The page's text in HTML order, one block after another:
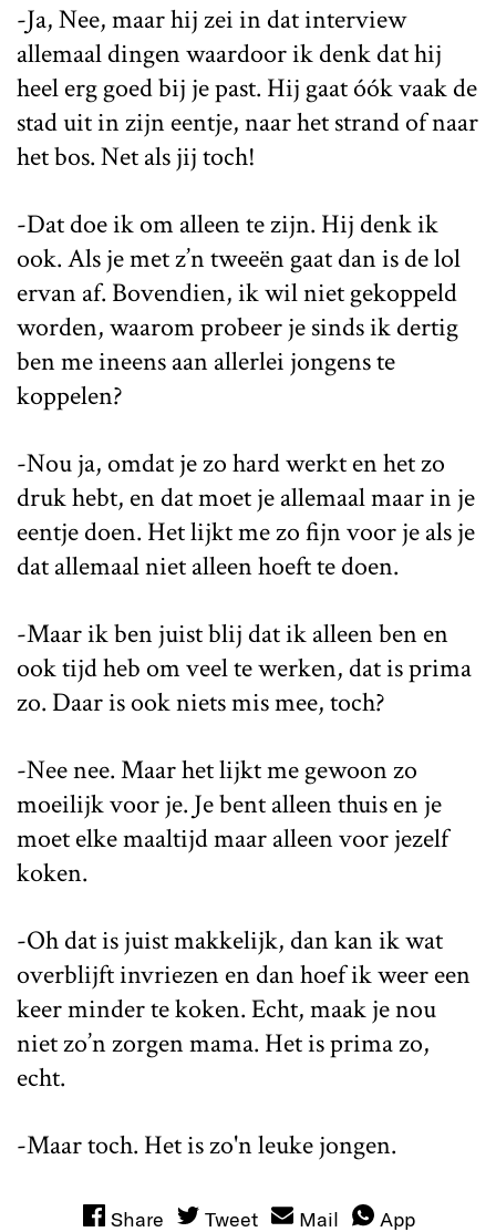
-Ja, Nee, maar hij zei in dat interview
allemaal dingen waardoor ik denk dat hij
heel erg goed bij je past. Hij gaat óók vaak de
stad uit in zijn eentje, naar het strand of naar
het bos. Net als jij toch!
-Dat doe ik om alleen te zijn. Hij denk ik
ook. Als je met z’n tweeën gaat dan is de lol
ervan af. Bovendien, ik wil niet gekoppeld
worden, waarom probeer je sinds ik dertig
ben me ineens aan allerlei jongens te
koppelen?
-Nou ja, omdat je zo hard werkt en het zo
druk hebt, en dat moet je allemaal maar in je
eentje doen. Het lijkt me zo fijn voor je als je
dat allemaal niet alleen hoeft te doen.
-Maar ik ben juist blij dat ik alleen ben en
ook tijd heb om veel te werken, dat is prima
zo. Daar is ook niets mis mee, toch?
-Nee nee. Maar het lijkt me gewoon zo
moeilijk voor je. Je bent alleen thuis en je
moet elke maaltijd maar alleen voor jezelf
koken.
-Oh dat is juist makkelijk, dan kan ik wat
overblijft invriezen en dan hoef ik weer een
keer minder te koken. Echt, maak je nou
niet zo’n zorgen mama. Het is prima zo,
echt.
-Maar toch. Het is zo'n leuke jongen.
Share Tweet Mail App